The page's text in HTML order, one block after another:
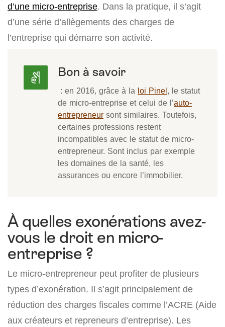
d’une micro-entreprise. Dans la pratique, il s’agit
d’une série d’allègements des charges de
l’entreprise qui démarre son activité.
Bon à savoir
: en 2016, grâce à la loi Pinel, le statut
de micro-entreprise et celui de l’auto-
entrepreneur sont similaires. Toutefois,
certaines professions restent
incompatibles avec le statut de micro-
entrepreneur. Sont inclus par exemple
les domaines de la santé, les
assurances ou encore l’immobilier.
À quelles exonérations avez-
vous le droit en micro-
entreprise ?
Le micro-entrepreneur peut profiter de plusieurs
types d’exonération. Il s’agit principalement de
réduction des charges fiscales comme l’ACRE (Aide
aux créateurs et repreneurs d’entreprise). Les